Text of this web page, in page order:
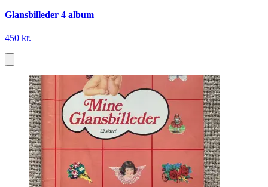
Glansbilleder 4 album
450 kr.